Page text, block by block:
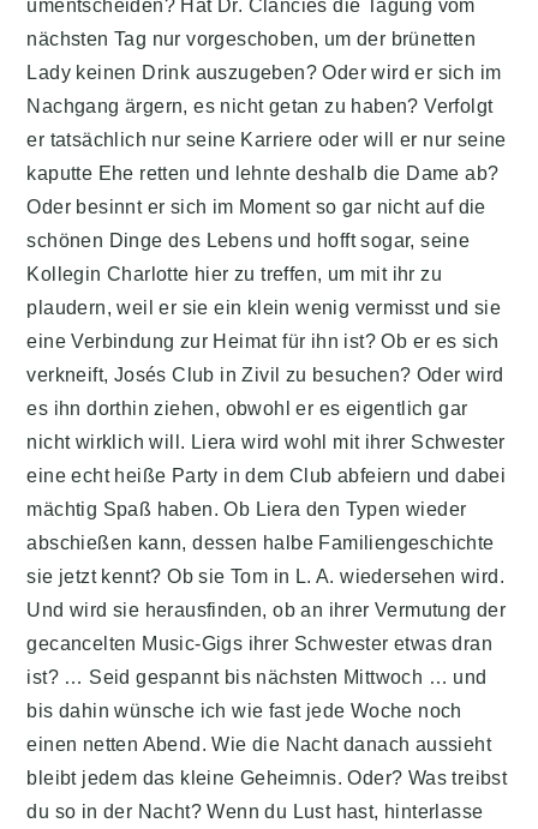
umentscheiden? Hat Dr. Clancies die Tagung vom
nächsten Tag nur vorgeschoben, um der brünetten
Lady keinen Drink auszugeben? Oder wird er sich im
Nachgang ärgern, es nicht getan zu haben? Verfolgt
er tatsächlich nur seine Karriere oder will er nur seine
kaputte Ehe retten und lehnte deshalb die Dame ab?
Oder besinnt er sich im Moment so gar nicht auf die
schönen Dinge des Lebens und hofft sogar, seine
Kollegin Charlotte hier zu treffen, um mit ihr zu
plaudern, weil er sie ein klein wenig vermisst und sie
eine Verbindung zur Heimat für ihn ist? Ob er es sich
verkneift, Josés Club in Zivil zu besuchen? Oder wird
es ihn dorthin ziehen, obwohl er es eigentlich gar
nicht wirklich will. Liera wird wohl mit ihrer Schwester
eine echt heiße Party in dem Club abfeiern und dabei
mächtig Spaß haben. Ob Liera den Typen wieder
abschießen kann, dessen halbe Familiengeschichte
sie jetzt kennt? Ob sie Tom in L. A. wiedersehen wird.
Und wird sie herausfinden, ob an ihrer Vermutung der
gecancelten Music-Gigs ihrer Schwester etwas dran
ist? … Seid gespannt bis nächsten Mittwoch … und
bis dahin wünsche ich wie fast jede Woche noch
einen netten Abend. Wie die Nacht danach aussieht
bleibt jedem das kleine Geheimnis. Oder? Was treibst
du so in der Nacht? Wenn du Lust hast, hinterlasse